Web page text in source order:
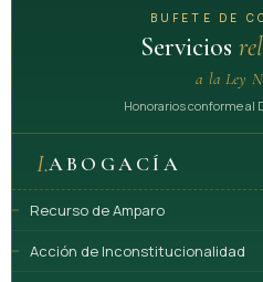
19)
ARTÍCULO 20
BUFETE DE
Servicios
a la Ley
Honorarios conforme al
I.ABOGACÍA
Recurso de Amparo
Acción de Inconstitucionalidad